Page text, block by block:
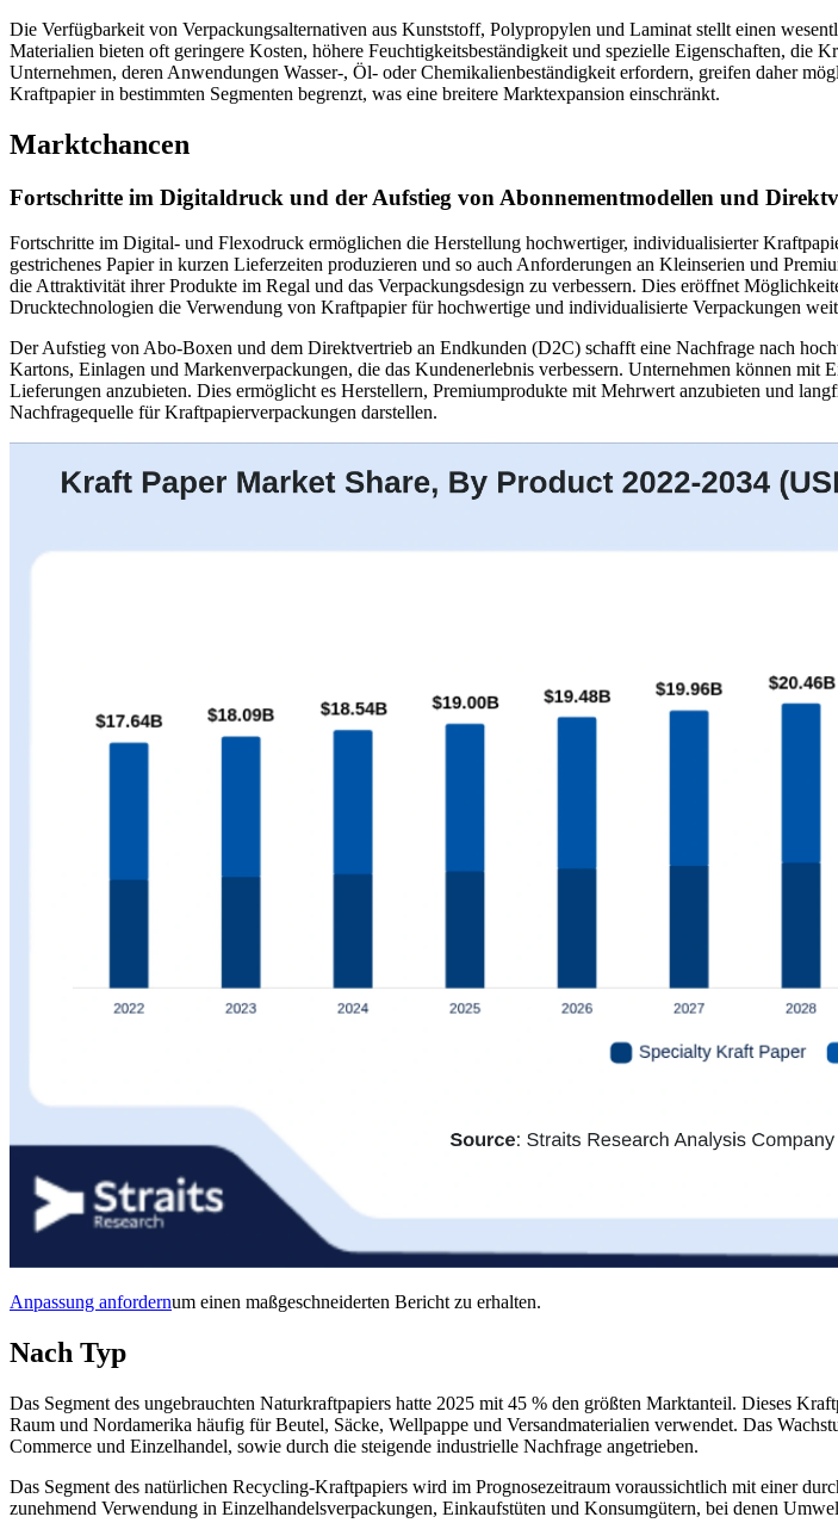
Die Verfügbarkeit von Verpackungsalternativen aus Kunststoff, Polypropylen und Laminat stellt einen
Materialien bieten oft geringere Kosten, höhere Feuchtigkeitsbeständigkeit und spezielle Eigenschaften, die
Unternehmen, deren Anwendungen Wasser-, Öl- oder Chemikalienbeständigkeit erfordern, greifen daher
Kraftpapier in bestimmten Segmenten begrenzt, was eine breitere Marktexpansion einschränkt.
Marktchancen
Fortschritte im Digitaldruck und der Aufstieg von Abonnementmodellen und
Fortschritte im Digital- und Flexodruck ermöglichen die Herstellung hochwertiger, individualisierter
gestrichenes Papier in kurzen Lieferzeiten produzieren und so auch Anforderungen an Kleinserien und
die Attraktivität ihrer Produkte im Regal und das Verpackungsdesign zu verbessern. Dies eröffnet
Drucktechnologien die Verwendung von Kraftpapier für hochwertige und individualisierte Verpackungen
Der Aufstieg von Abo-Boxen und dem Direktvertrieb an Endkunden (D2C) schafft eine Nachfrage nach
Kartons, Einlagen und Markenverpackungen, die das Kundenerlebnis verbessern. Unternehmen können mit
Lieferungen anzubieten. Dies ermöglicht es Herstellern, Premiumprodukte mit Mehrwert anzubieten und
Nachfragequelle für Kraftpapierverpackungen darstellen.
Anpassung anfordernum einen maßgeschneiderten Bericht zu erhalten.
Nach Typ
Das Segment des ungebrauchten Naturkraftpapiers hatte 2025 mit 45 % den größten Marktanteil. Dieses
Raum und Nordamerika häufig für Beutel, Säcke, Wellpappe und Versandmaterialien verwendet. Das
Commerce und Einzelhandel, sowie durch die steigende industrielle Nachfrage angetrieben.
Das Segment des natürlichen Recycling-Kraftpapiers wird im Prognosezeitraum voraussichtlich mit einer
zunehmend Verwendung in Einzelhandelsverpackungen, Einkaufstüten und Konsumgütern, bei denen